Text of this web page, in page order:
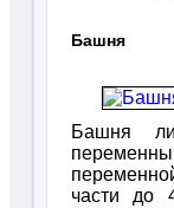
Башня
Башня
части до